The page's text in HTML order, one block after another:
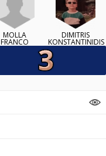
MOLLA
FRANCO
DIMITRIS
KONSTANTINIDIS